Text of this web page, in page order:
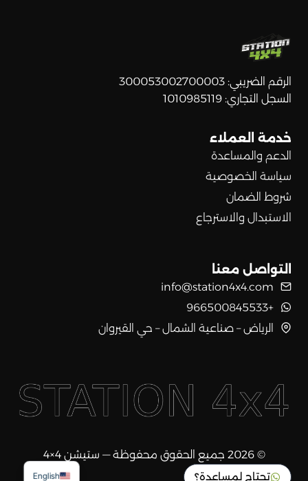
الرقم الضريبي: 300053002700003
السجل التجاري: 1010985119
خدمة العملاء
الدعم والمساعدة
سياسة الخصوصية
شروط الضمان
الاستبدال والاسترجاع
التواصل معنا
info@station4x4.com
+966500845533
الرياض – صناعية الشمال – حي القيروان
© 2026 جميع الحقوق محفوظة — ستيشن 4×4
تحتاج لمساعدة؟
English